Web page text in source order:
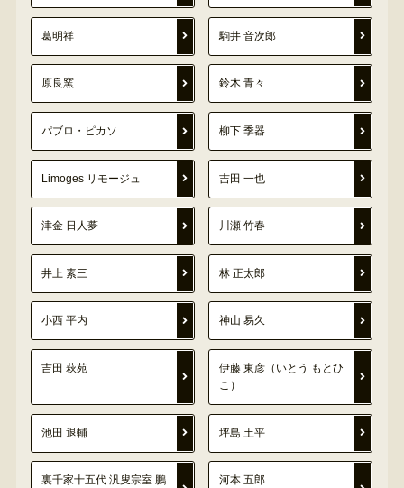
葛明祥 駒井 音次郎
原良窯 鈴木 青々
パブロ・ピカソ 柳下 季器
Limoges リモージュ 吉田 一也
津金 日人夢 川瀬 竹春
井上 素三 林 正太郎
小西 平内 神山 易久
吉田 萩苑
伊藤 東彦（いとう もとひ
こ）
池田 退輔 坪島 土平
裏千家十五代 汎叟宗室 鵬
河本 五郎